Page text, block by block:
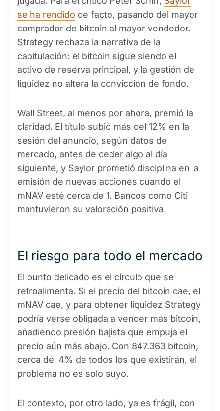
se ha rendido de facto, pasando del mayor
comprador de bitcoin al mayor vendedor.
Strategy rechaza la narrativa de la
capitulación: el bitcoin sigue siendo el
activo de reserva principal, y la gestión de
liquidez no altera la convicción de fondo.
Wall Street, al menos por ahora, premió la
claridad. El título subió más del 12% en la
sesión del anuncio, según datos de
mercado, antes de ceder algo al día
siguiente, y Saylor prometió disciplina en la
emisión de nuevas acciones cuando el
mNAV esté cerca de 1. Bancos como Citi
mantuvieron su valoración positiva.
El riesgo para todo el mercado
El punto delicado es el círculo que se
retroalimenta. Si el precio del bitcoin cae, el
mNAV cae, y para obtener liquidez Strategy
podría verse obligada a vender más bitcoin,
añadiendo presión bajista que empuja el
precio aún más abajo. Con 847.363 bitcoin,
cerca del 4% de todos los que existirán, el
problema no es solo suyo.
El contexto, por otro lado, ya es frágil, con